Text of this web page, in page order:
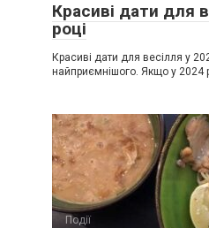
Красиві дати для
році
Красиві дати для весілля у
найприємнішого. Якщо у 2024
Події